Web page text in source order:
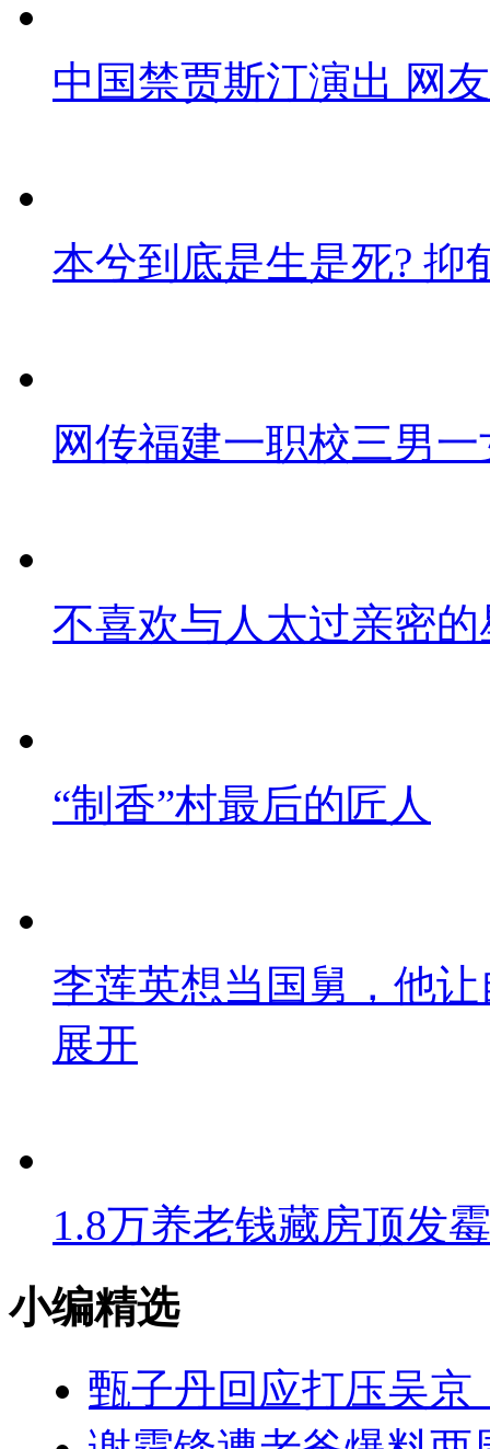
中国禁贾斯汀演出 网
本兮到底是生是死? 抑
网传福建一职校三男
不喜欢与人太过亲密
“制香”村最后的匠人
李莲英想当国舅，他
展开
1.8万养老钱藏房顶发
小编精选
甄子丹回应打压吴